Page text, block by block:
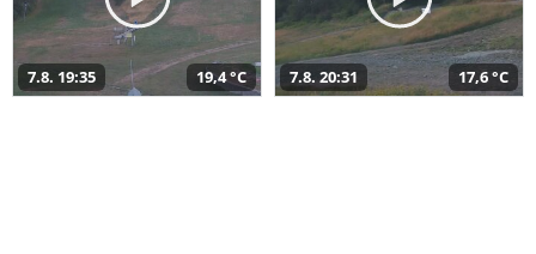
7.8. 19:35 19,4 °C 7.8. 20:31 17,6 °C